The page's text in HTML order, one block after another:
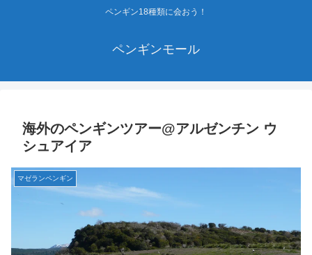
ペンギン18種類に会おう！
ペンギンモール
海外のペンギンツアー@アルゼンチン ウ
シュアイア
マゼランペンギン